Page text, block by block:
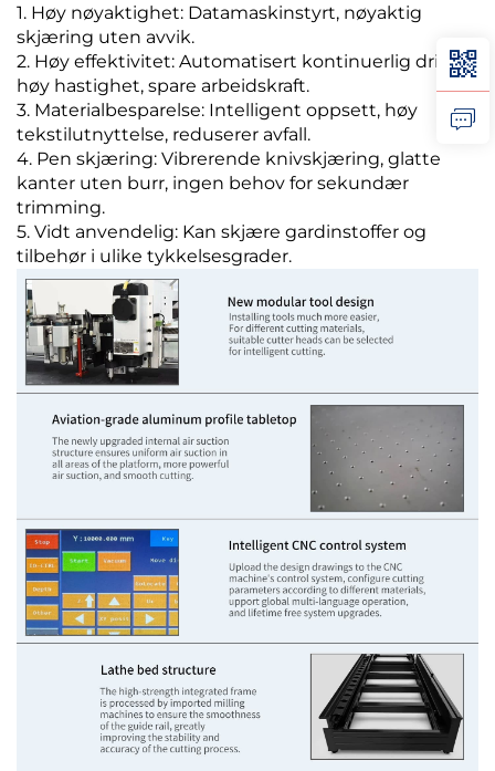
1. Høy nøyaktighet: Datamaskinstyrt, nøyaktig
skjæring uten avvik.
2. Høy effektivitet: Automatisert kontinuerlig drift,
høy hastighet, spare arbeidskraft.
3. Materialbesparelse: Intelligent oppsett, høy
tekstilutnyttelse, reduserer avfall.
4. Pen skjæring: Vibrerende knivskjæring, glatte
kanter uten burr, ingen behov for sekundær
trimming.
5. Vidt anvendelig: Kan skjære gardinstoffer og
tilbehør i ulike tykkelsesgrader.